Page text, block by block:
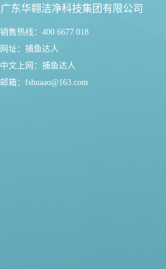
广东华翱洁净科技集团有限公司
销售热线：400 6677 018
网址： 捕鱼达人
中文上网： 捕鱼达人
邮箱： fshuaao@163.com